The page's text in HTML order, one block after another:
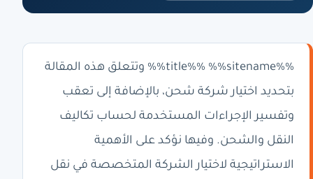
%%title%% %%sitename%% وتتعلق هذه المقالة
بتحديد اختيار شركة شحن، بالإضافة إلى تعقب
وتفسير الإجراءات المستخدمة لحساب تكاليف
النقل والشحن. وفيها نؤكد على الأهمية
الاستراتيجية لاختيار الشركة المتخصصة في نقل